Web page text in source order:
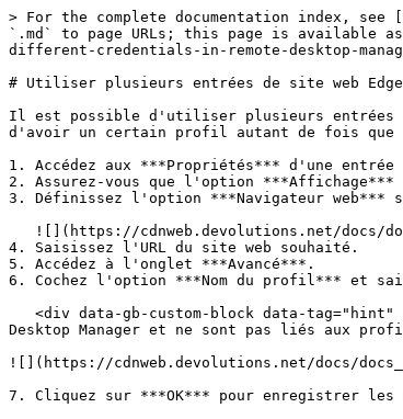
> For the complete documentation index,
`.md` to page URLs; this page is available
different-credentials-in-remote-desktop-
# Utiliser plusieurs entrées de site web
Il est possible d'utiliser plusieurs entrées
d'avoir un certain profil autant de fois que
1. Accédez aux ***Propriétés*** d'une
2. Assurez-vous que l'option
3. Définissez l'option ***Navigateur web***
4. Saisissez l'URL du site web souhaité.
5. Accédez à l'onglet ***Avancé***.
6. Cochez l'option ***Nom du profil*** et
Desktop Manager et ne sont pas liés aux
![](https://cdnweb.devolutions.net/docs/
7. Cliquez sur ***OK*** pour enregistrer